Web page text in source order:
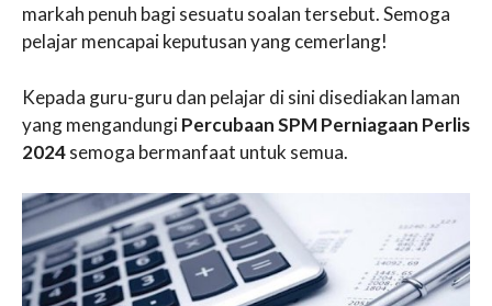
markah penuh bagi sesuatu soalan tersebut. Semoga
pelajar mencapai keputusan yang cemerlang!
Kepada guru-guru dan pelajar di sini disediakan laman
yang mengandungiPercubaan SPM Perniagaan Perlis
2024semoga bermanfaat untuk semua.